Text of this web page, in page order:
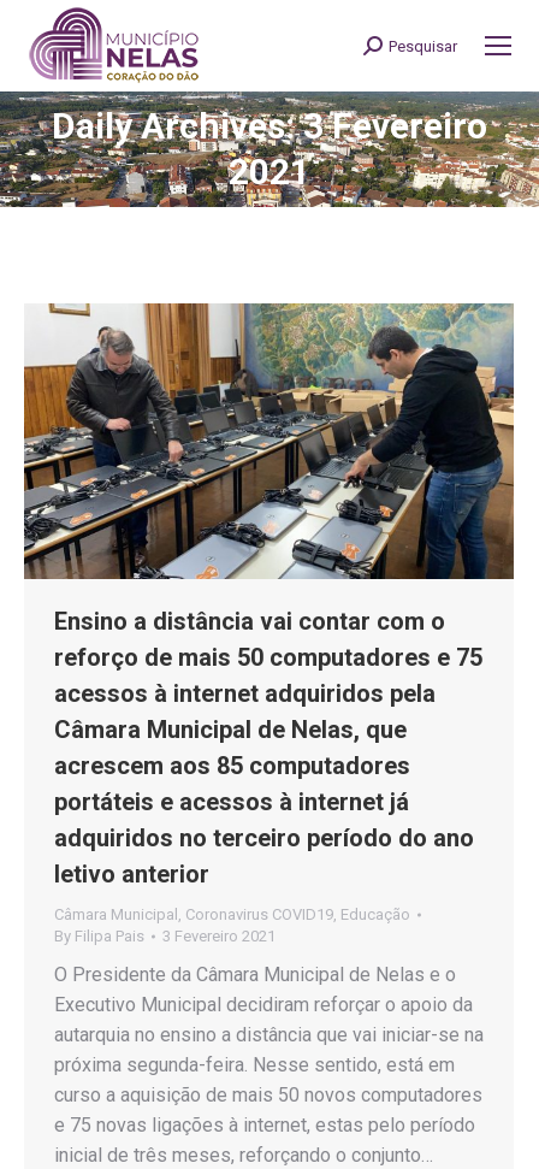
Search:
Pesquisar
Daily Archives: 3 Fevereiro
2021
You are here:
Ensino a distância vai contar com o
reforço de mais 50 computadores e 75
acessos à internet adquiridos pela
Câmara Municipal de Nelas, que
acrescem aos 85 computadores
portáteis e acessos à internet já
adquiridos no terceiro período do ano
letivo anterior
Câmara Municipal , Coronavirus COVID19, Educação
By Filipa Pais 3 Fevereiro 2021
O Presidente da Câmara Municipal de Nelas e o
Executivo Municipal decidiram reforçar o apoio da
autarquia no ensino a distância que vai iniciar-se na
próxima segunda-feira. Nesse sentido, está em
curso a aquisição de mais 50 novos computadores
e 75 novas ligações à internet, estas pelo período
inicial de três meses, reforçando o conjunto…